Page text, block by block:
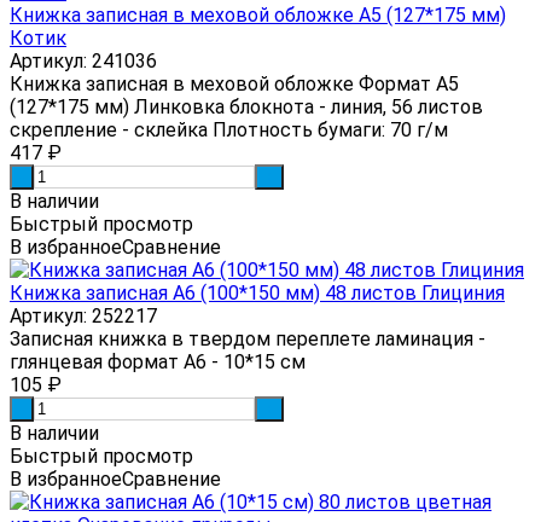
Книжка записная в меховой обложке А5 (127*175 мм)
Котик
Артикул: 241036
Книжка записная в меховой обложке Формат А5
(127*175 мм) Линковка блокнота - линия, 56 листов
скрепление - склейка Плотность бумаги: 70 г/м
417 ₽
В наличии
Быстрый просмотр
В избранноеСравнение
Книжка записная А6 (100*150 мм) 48 листов Глициния
Артикул: 252217
Записная книжка в твердом переплете ламинация -
глянцевая формат А6 - 10*15 см
105 ₽
В наличии
Быстрый просмотр
В избранноеСравнение